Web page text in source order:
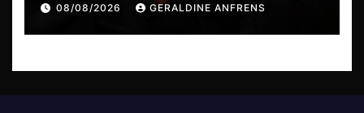
08/08/2026 GERALDINE ANFRENS